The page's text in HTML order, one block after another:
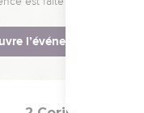
de la part de Dieu,
© Société biblique
2 Corinthiens